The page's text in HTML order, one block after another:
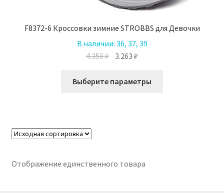
F8372-6 Кроссовки зимние STROBBS для Девочки
В наличии: 36, 37, 39
4.350₽ Первоначальная
составляла
3.263₽
3.263 ₽.
Выберите параметры
Отображение единственного товара